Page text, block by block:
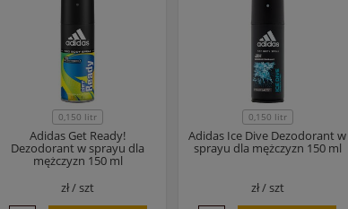
0,150 litr
Adidas Get Ready!
Dezodorant w sprayu dla
mężczyzn 150 ml
zł /szt
0,150 litr
Adidas Ice Dive Dezodorant w
sprayu dla mężczyzn 150 ml
zł /szt